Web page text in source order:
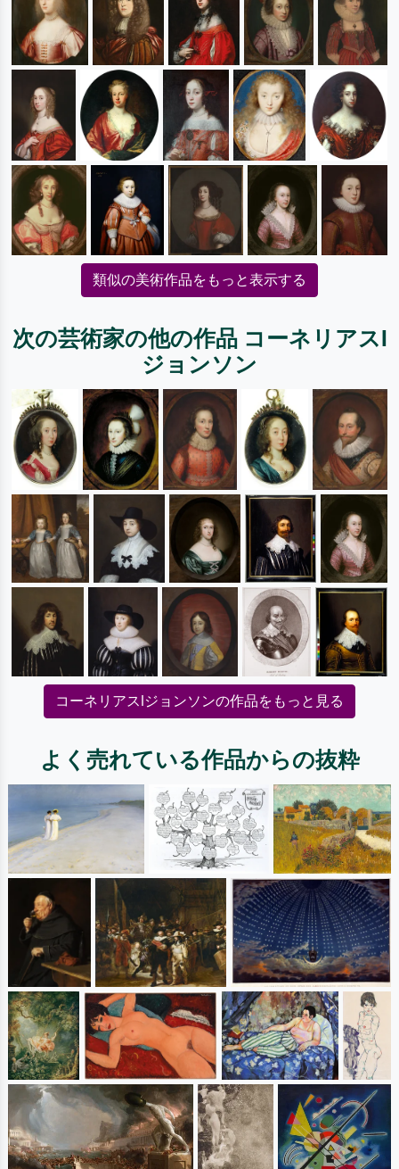
類似の美術作品をもっと表示する
次の芸術家の他の作品 コーネリアスI
ジョンソン
コーネリアスIジョンソンの作品をもっと見る
よく売れている作品からの抜粋